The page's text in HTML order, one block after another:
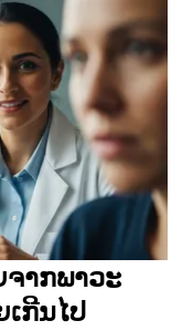
າກພາວະ
ກີນໄປ